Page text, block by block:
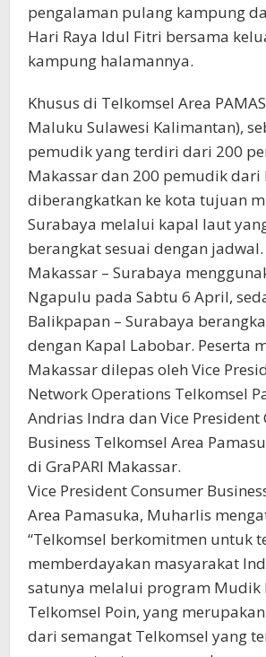
pengalaman pulang kampung
Hari Raya Idul Fitri bersama
kampung halamannya.
Khusus di Telkomsel Area
Maluku Sulawesi Kalimantan),
pemudik yang terdiri dari 200
Makassar dan 200 pemudik dari
diberangkatkan ke kota tujuan
Surabaya melalui kapal laut
berangkat sesuai dengan
Makassar – Surabaya
Ngapulu pada Sabtu 6 April,
Balikpapan – Surabaya
dengan Kapal Labobar. Peserta
Makassar dilepas oleh Vice
Network Operations Telkomsel
Andrias Indra dan Vice President
Business Telkomsel Area
di GraPARI Makassar.
Vice President Consumer
Area Pamasuka, Muharlis
“Telkomsel berkomitmen untuk
memberdayakan masyarakat
satunya melalui program Mudik
Telkomsel Poin, yang
dari semangat Telkomsel yang